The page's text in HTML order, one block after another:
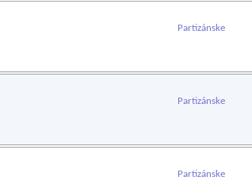
Partizánske
Partizánske
Partizánske